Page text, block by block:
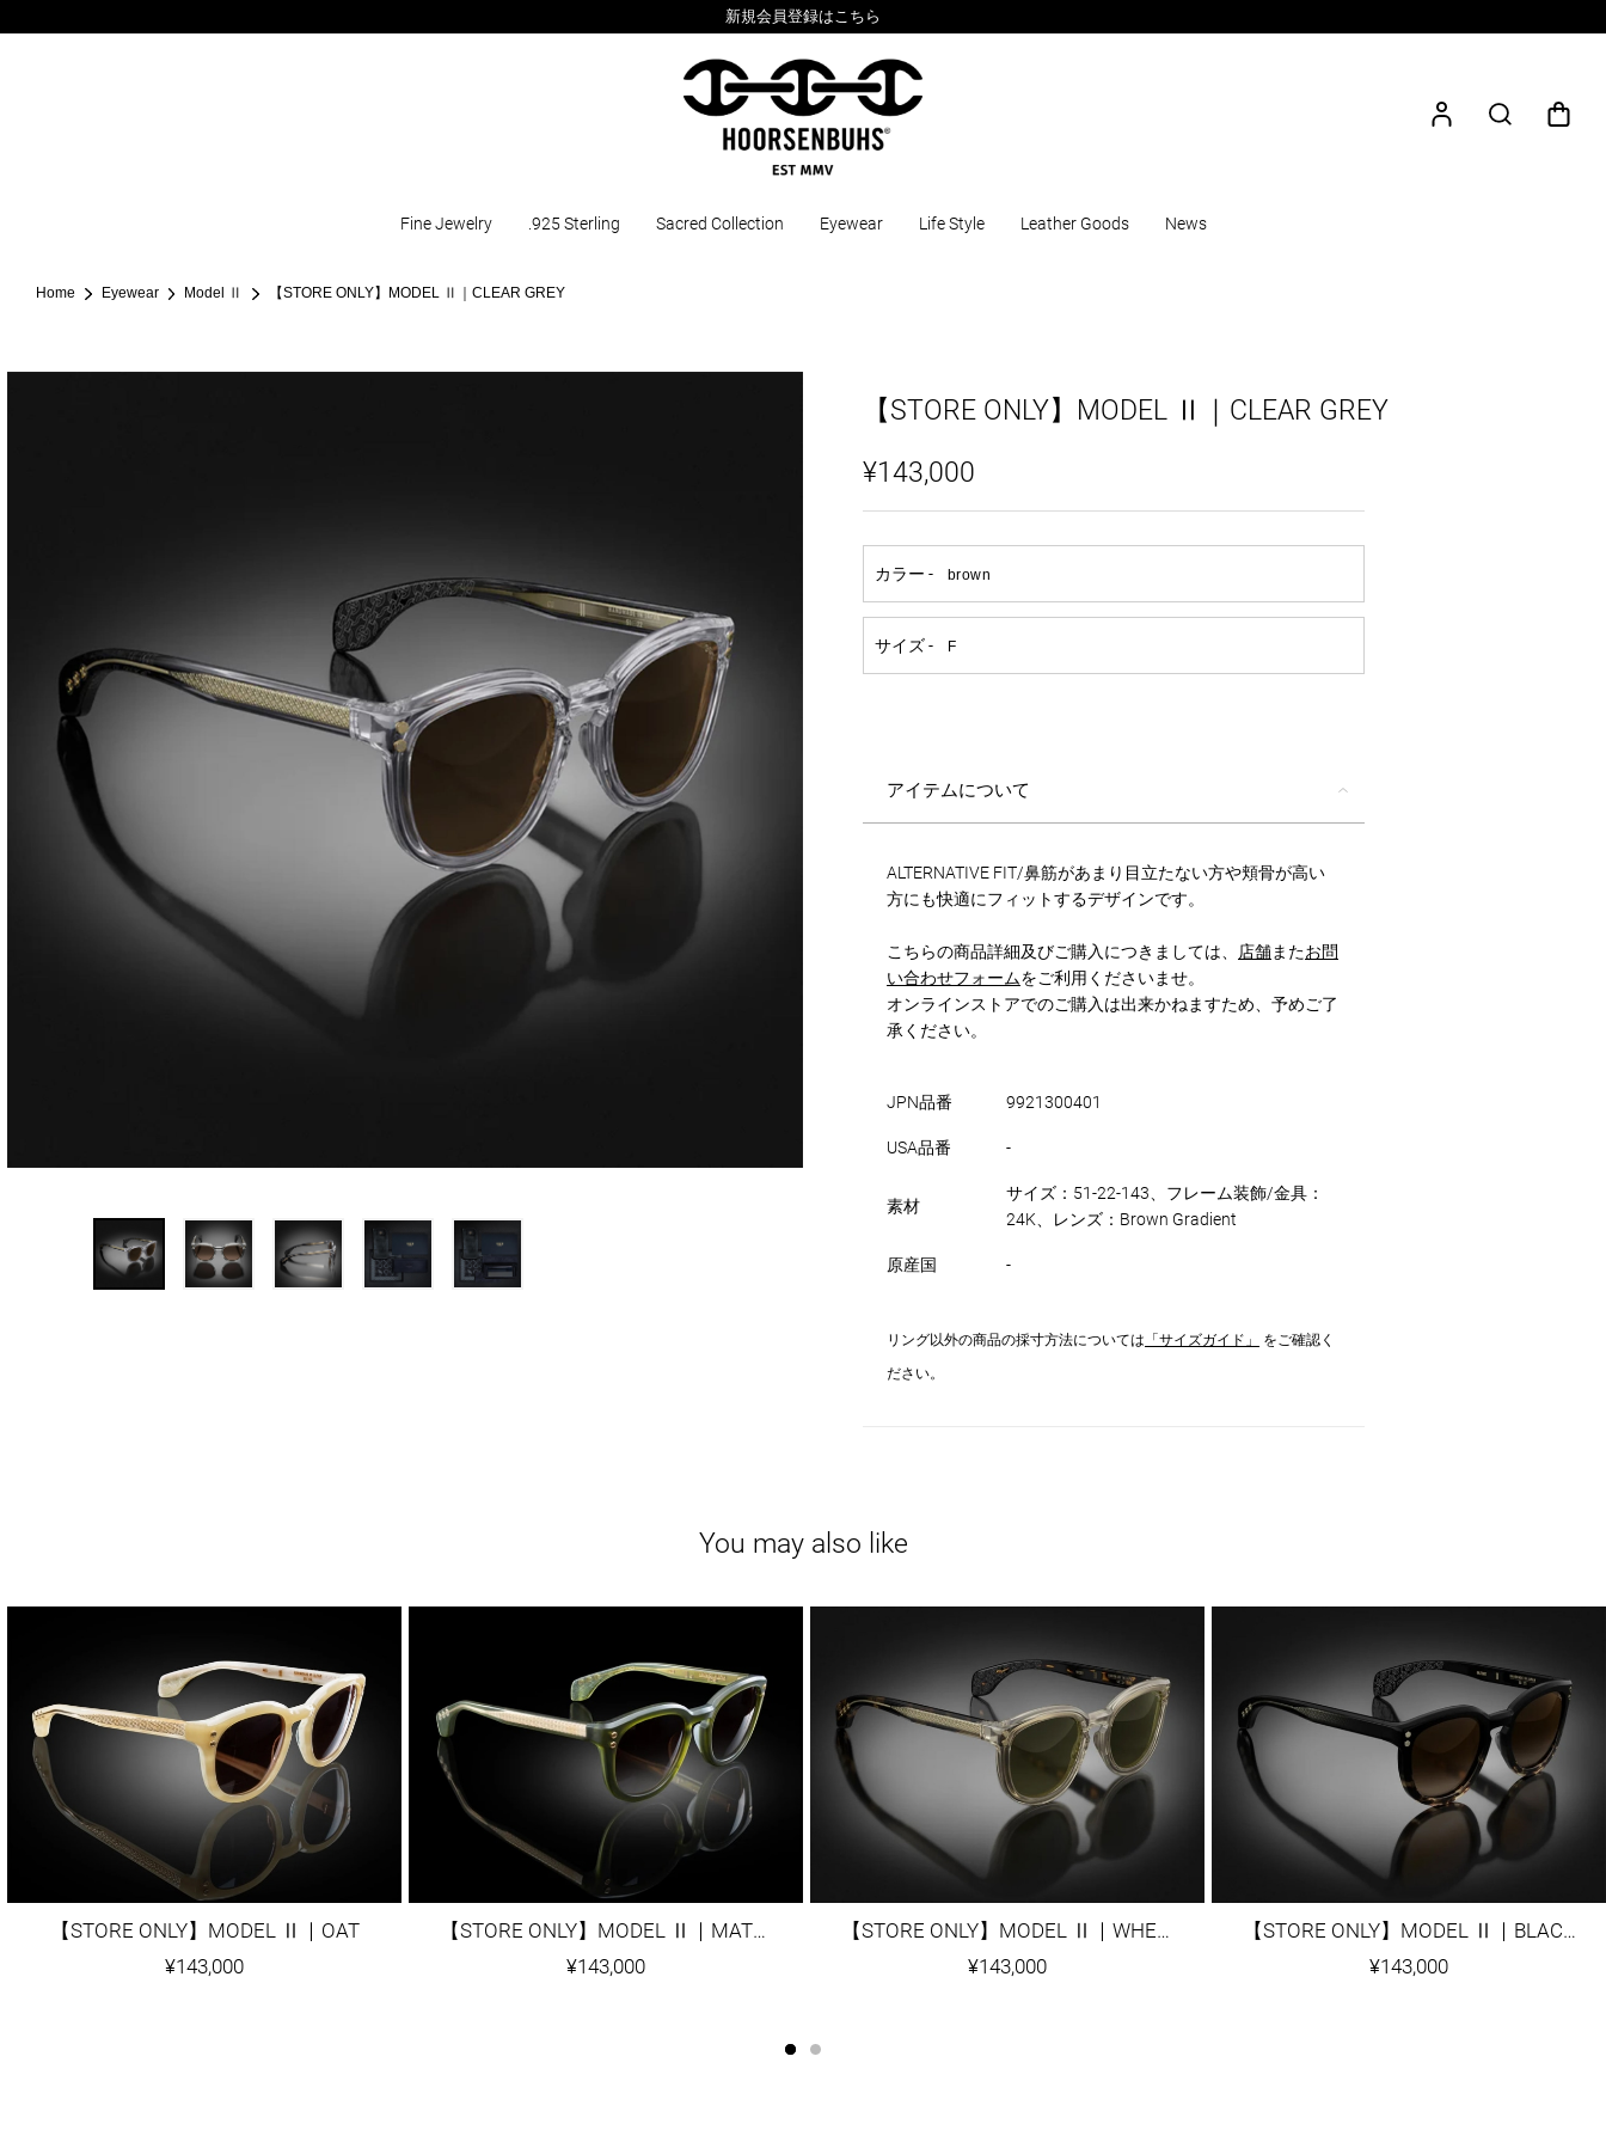
新規会員登録はこちら
Fine Jewelry .925 Sterling Sacred Collection Eyewear Life Style Leather Goods News
Home Eyewear Model Ⅱ 【STORE ONLY】MODEL Ⅱ｜CLEAR GREY
【STORE ONLY】MODEL Ⅱ｜CLEAR GREY
¥143,000
アイテムについて
ALTERNATIVE FIT/鼻筋があまり目立たない方や頬骨が高い
方にも快適にフィットするデザインです。
こちらの商品詳細及びご購入につきましては、 店舗またお問
い合わせフォームをご利用くださいませ。
オンラインストアでのご購入は出来かねますため、予めご了
承ください。
JPN品番 9921300401
USA品番 -
素材
サイズ：51-22-143、フレーム装飾/金具：
24K、レンズ：Brown Gradient
原産国 -
リング以外の商品の採寸方法については 「サイズガイド」
をご確認く
ださい。
You may also like
【STORE ONLY】MODEL Ⅱ｜OAT
¥143,000
【STORE ONLY】MODEL Ⅱ｜MATTE ARMY GREEN
¥143,000
【STORE ONLY】MODEL Ⅱ｜WHEAT CRYSTAL
¥143,000
【STORE ONLY】MODEL Ⅱ｜BLACK/TORTOISE FADE
¥143,000